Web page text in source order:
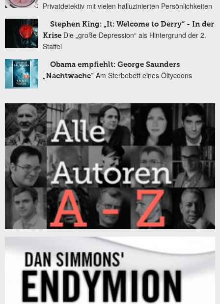
Privatdetektiv mit vielen halluzinierten Persönlichkeiten
Stephen King: „It: Welcome to Derry“ - In der
Krise Die „große Depression“ als Hintergrund der 2.
Staffel
Obama empfiehlt: George Saunders
„Nachtwache“ Am Sterbebett eines Öltycoons